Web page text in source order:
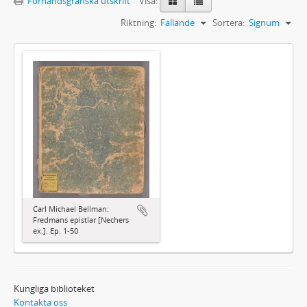
Sortera: Signum
Riktning: Fallande
Carl Michael Bellman:
Fredmans epistlar [Nechers
ex.]. Ep. 1-50
Kungliga biblioteket
Kontakta oss